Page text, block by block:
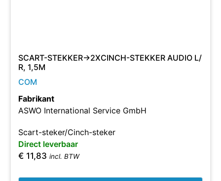
SCART-STEKKER->2XCINCH-STEKKER AUDIO L/
R, 1,5M
COM
Fabrikant
ASWO International Service GmbH
Scart-steker/Cinch-steker
Direct leverbaar
€ 11,83 incl. BTW